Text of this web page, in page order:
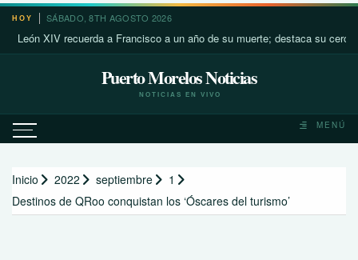
Saltar
contenido
HOY SÁBADO, 8TH AGOSTO 2026
XIV recuerda a Francisco a un año de su muerte; destaca su cercanía
Puerto Morelos Noticias
NOTICIAS EN VIVO
MENÚ
Inicio 2022 septiembre
1
Destinos de QRoo conquistan los ‘Óscares del turismo’